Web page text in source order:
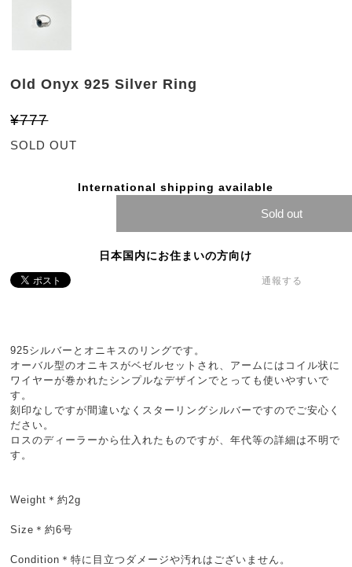
Old Onyx 925 Silver Ring
¥777
SOLD OUT
International shipping available
Sold out
日本国内にお住まいの方向け
通報する
925シルバーとオニキスのリングです。
オーバル型のオニキスがベゼルセットされ、アームにはコイル状に
ワイヤーが巻かれたシンプルなデザインでとっても使いやすいで
す。
刻印なしですが間違いなくスターリングシルバーですのでご安心く
ださい。
ロスのディーラーから仕入れたものですが、年代等の詳細は不明で
す。
Weight＊約2g
Size＊約6号
Condition＊特に目立つダメージや汚れはございません。